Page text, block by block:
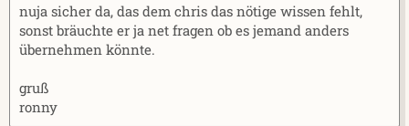
nuja sicher da, das dem chris das nötige wissen fehlt,
sonst bräuchte er ja net fragen ob es jemand anders
übernehmen könnte.
gruß
ronny